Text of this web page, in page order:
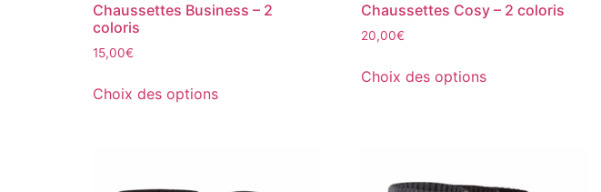
Chaussettes Business – 2
coloris
15,00€
Choix des options
Chaussettes Cosy – 2 coloris
20,00€
Choix des options